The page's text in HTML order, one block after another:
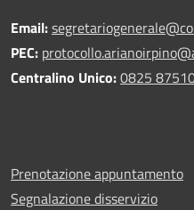
Email:
PEC:
Centralino Unico:0825
Prenotazione appuntamento
Segnalazione disservizio